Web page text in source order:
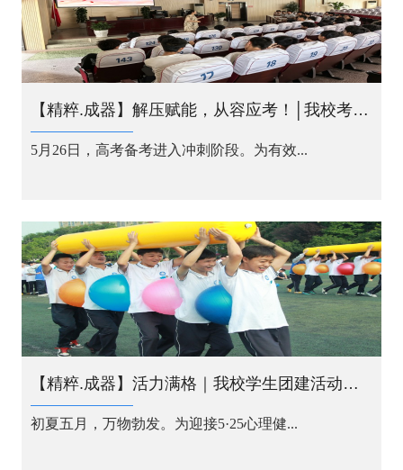
【精粹.成器】解压赋能，从容应考！│我校考前心理团辅活动暖心开展
5月26日，高考备考进入冲刺阶段。为有效...
【精粹.成器】活力满格｜我校学生团建活动为青春注入心灵能量
初夏五月，万物勃发。为迎接5·25心理健...